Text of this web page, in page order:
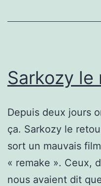
Sarkozy le
Depuis deux jours
ça. Sarkozy le
sort un mauvais
« remake ». Ceux,
nous avaient dit